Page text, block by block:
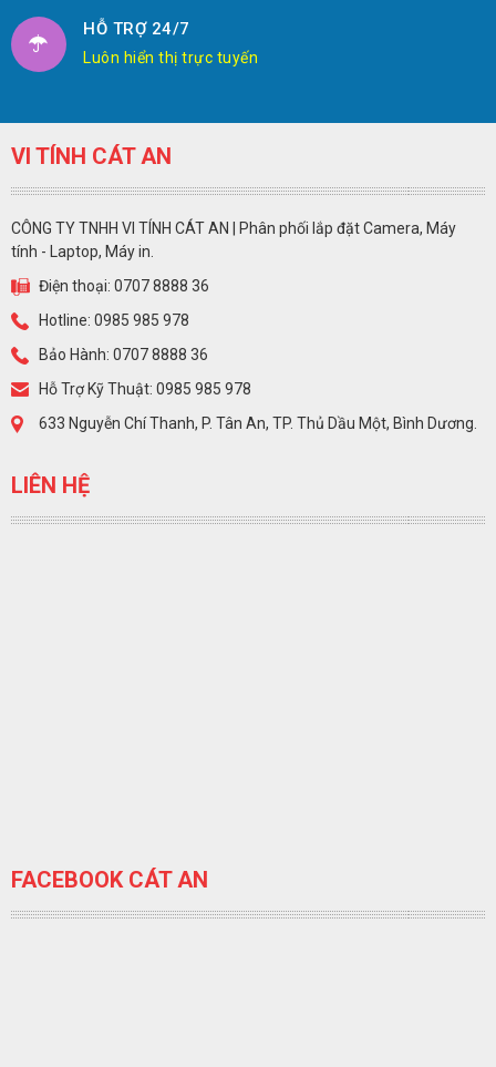
HỖ TRỢ 24/7
Luôn hiển thị trực tuyến
VI TÍNH CÁT AN
CÔNG TY TNHH VI TÍNH CÁT AN | Phân phối lắp đặt Camera, Máy
tính - Laptop, Máy in.
Điện thoại: 0707 8888 36
Hotline: 0985 985 978
Bảo Hành: 0707 8888 36
Hỗ Trợ Kỹ Thuật: 0985 985 978
633 Nguyễn Chí Thanh, P. Tân An, TP. Thủ Dầu Một, Bình Dương.
LIÊN HỆ
FACEBOOK CÁT AN